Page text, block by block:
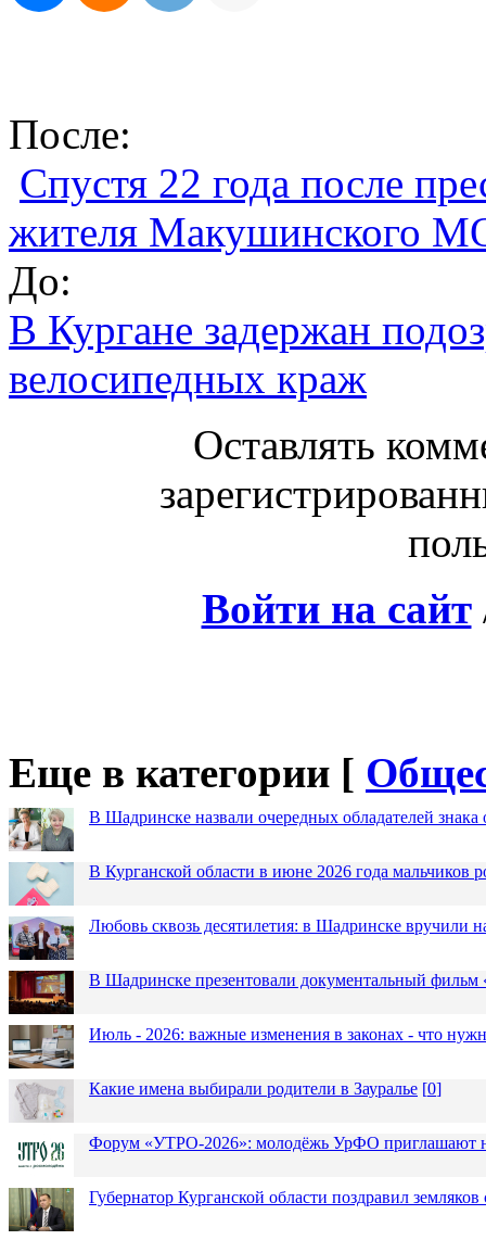
После:
Спустя 22 года после
жителя Макушинского
До:
В Кургане задержан
велосипедных краж
Оставлять
Войти на сайт
Еще в категории [
В Шадринске назвали очередных обладателей знака
В Курганской области в июне 2026 года мальчиков
Любовь сквозь десятилетия: в Шадринске вручили
В Шадринске презентовали документальный
Июль - 2026: важные изменения в законах - что
Какие имена выбирали родители в Зауралье [0]
Форум «УТРО-2026»: молодёжь УрФО приглашают
Губернатор Курганской области поздравил